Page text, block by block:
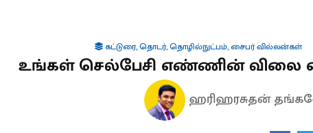
கட்டுரை,தொடர்,தொழில்நுட்பம்,சைபர் வில்லன்கள்
உங்கள் செல்பேசி எண்ணின் விலை
ஹரிஹரசுதன்